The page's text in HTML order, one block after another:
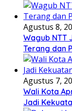
Agustus 8,
Wagub NTT
Terang dan
Agustus 7,
Wali Kota
Jadi